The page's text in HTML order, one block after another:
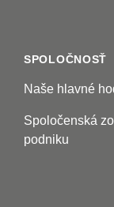
SPOLOČNOSŤ
Naše hlavné
Spoločenská
podniku